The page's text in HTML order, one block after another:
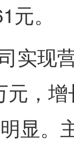
。
实现
元，
显。